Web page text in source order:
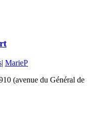
| MarieP
(avenue du Général de